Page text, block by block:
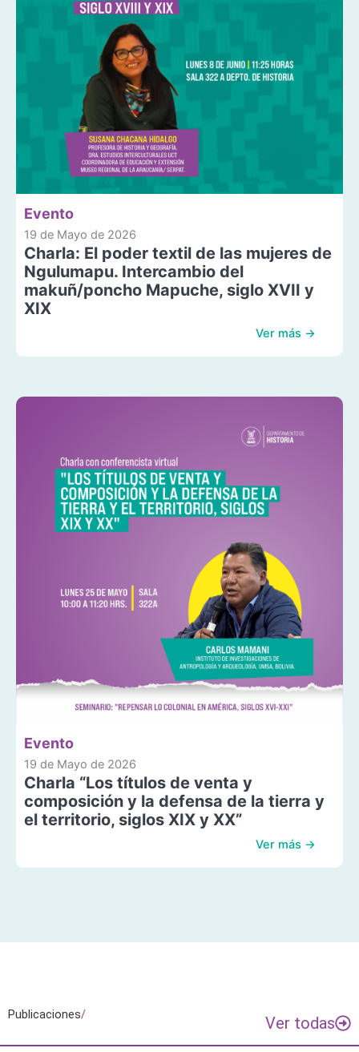
Evento
19 de Mayo de 2026
Charla: El poder textil de las mujeres de
Ngulumapu. Intercambio del
makuñ/poncho Mapuche, siglo XVII y
XIX
Ver más →
Evento
19 de Mayo de 2026
Charla “Los títulos de venta y
composición y la defensa de la tierra y
el territorio, siglos XIX y XX”
Ver más →
Publicaciones/ Ver todas